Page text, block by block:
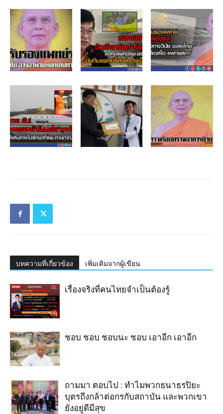
บทความที่เกี่ยวข้อง เพิ่มเติมจากผู้เขียน
เรื่องจริงที่คนไทยจำเป็นต้องรู้
ชอบ ชอบ ชอบนะ ชอบ เอาอีก เอาอีก
ถามมา ตอบไป : ทำไมพวกธนาธรปิยะ
บุตรถึงกล้าต่อกรกับสถาบัน และพวกเขา
ยังอยู่ดีมีสุข